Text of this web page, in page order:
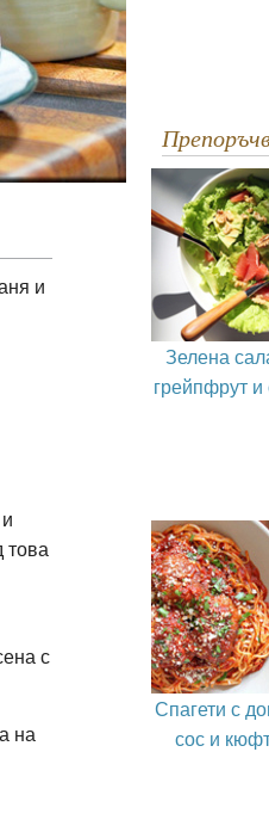
и
това
с
на
Зелена
грейпфрут и
Спагети с
сос и